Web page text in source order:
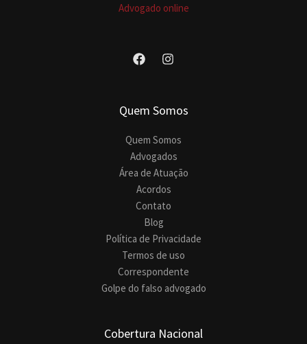
Advogado online
Quem Somos
Quem Somos
Advogados
Área de Atuação
Acordos
Contato
Blog
Política de Privacidade
Termos de uso
Correspondente
Golpe do falso advogado
Cobertura Nacional